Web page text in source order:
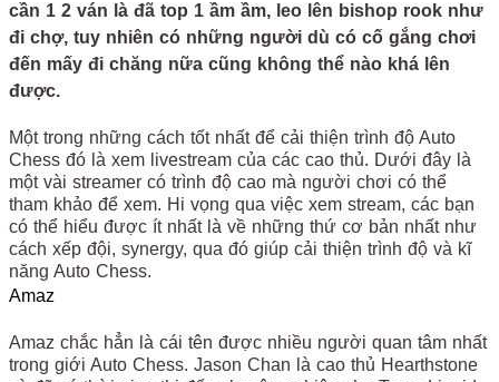
cần 1 2 ván là đã top 1 ầm ầm, leo lên bishop rook như
đi chợ, tuy nhiên có những người dù có cố gắng chơi
đến mấy đi chăng nữa cũng không thể nào khá lên
được.
Một trong những cách tốt nhất để cải thiện trình độ Auto
Chess đó là xem livestream của các cao thủ. Dưới đây là
một vài streamer có trình độ cao mà người chơi có thể
tham khảo để xem. Hi vọng qua việc xem stream, các bạn
có thể hiểu được ít nhất là về những thứ cơ bản nhất như
cách xếp đội, synergy, qua đó giúp cải thiện trình độ và kĩ
năng Auto Chess.
Amaz
Amaz chắc hẳn là cái tên được nhiều người quan tâm nhất
trong giới Auto Chess. Jason Chan là cao thủ Hearthstone